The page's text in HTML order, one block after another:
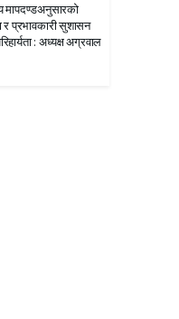
मापदण्डअनुसारको
र प्रभावकारी सुशासन
: अध्यक्ष अग्रवाल